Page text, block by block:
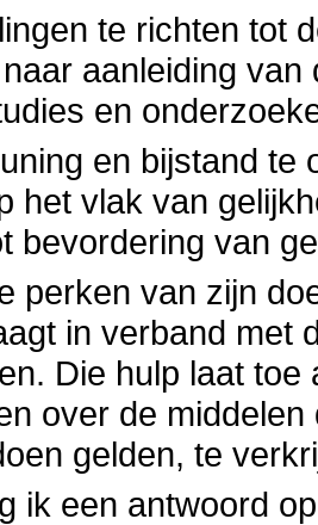
te richten tot
aanleiding
en
en bijstand
het vlak van
bevordering van
perken van zijn
in verband met
Die hulp laat
over de
gelden, te
ik een antwoord